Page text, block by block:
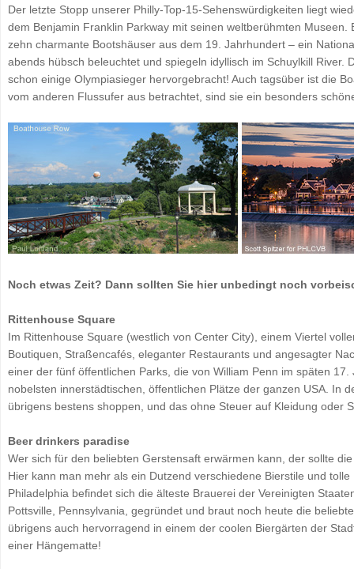
Der letzte Stopp unserer Philly-Top-15-Sehenswürdigkeiten liegt
dem Benjamin Franklin Parkway mit seinen weltberühmten Museen.
zehn charmante Bootshäuser aus dem 19. Jahrhundert – ein
abends hübsch beleuchtet und spiegeln idyllisch im Schuylkill River.
schon einige Olympiasieger hervorgebracht! Auch tagsüber ist die
vom anderen Flussufer aus betrachtet, sind sie ein besonders
Noch etwas Zeit? Dann sollten Sie hier unbedingt noch
Rittenhouse Square
Im Rittenhouse Square (westlich von Center City), einem Viertel
Boutiquen, Straßencafés, eleganter Restaurants und angesagter
einer der fünf öffentlichen Parks, die von William Penn im späten
nobelsten innerstädtischen, öffentlichen Plätze der ganzen USA. In
übrigens bestens shoppen, und das ohne Steuer auf Kleidung oder
Beer drinkers paradise
Wer sich für den beliebten Gerstensaft erwärmen kann, der sollte
Hier kann man mehr als ein Dutzend verschiedene Bierstile und
Philadelphia befindet sich die älteste Brauerei der Vereinigten
Pottsville, Pennsylvania, gegründet und braut noch heute die
übrigens auch hervorragend in einem der coolen Biergärten der
einer Hängematte!